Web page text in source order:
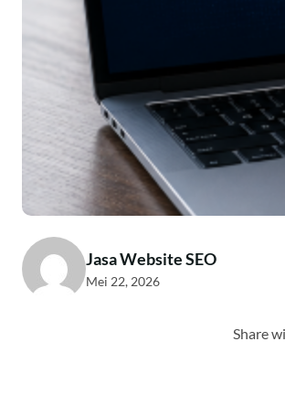
Jasa Website SEO
Mei 22, 2026
Share